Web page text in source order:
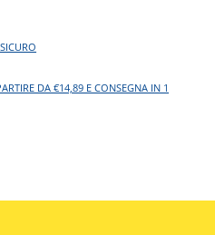
DA €14,89 E CONSEGNA IN 1